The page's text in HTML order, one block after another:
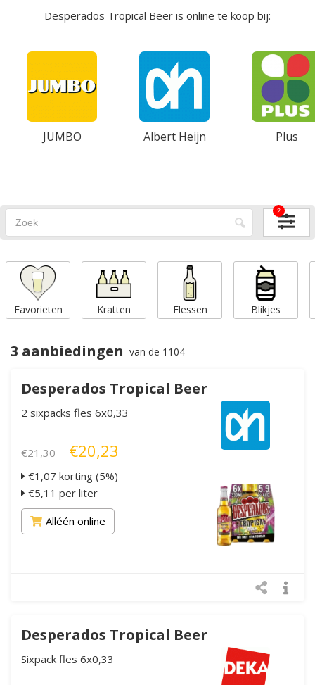
Desperados Tropical Beer is online te koop bij:
JUMBO Albert Heijn Plus
2
Favorieten Kratten Flessen Blikjes
3 aanbiedingen van de 1104
Desperados Tropical Beer
2 sixpacks fles 6x0,33
€21,30 €20,23
€1,07 korting (5%)
€5,11 per liter
Alléén online
Desperados Tropical Beer
Sixpack fles 6x0,33